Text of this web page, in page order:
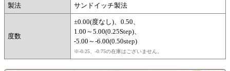
製法 サンドイッチ製法
度数
±0.00(度なし)、0.50、
1.00～5.00(0.25Step)、
-5.00～-6.00(0.50step)
※-0.25、-0.75の在庫はございません。